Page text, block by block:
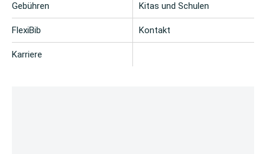
Gebühren
FlexiBib
Karriere
Kitas und Schulen
Kontakt